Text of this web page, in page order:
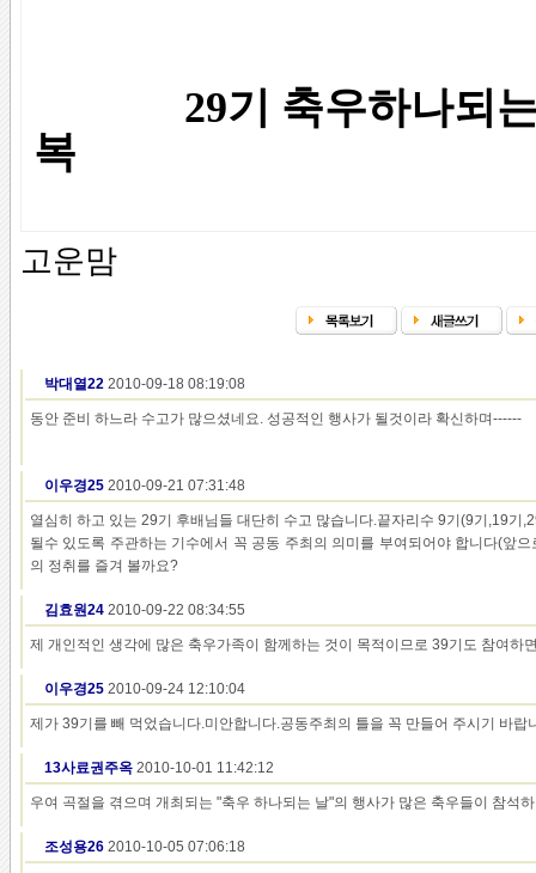
29기 축우하나되
복
고운맘
박대열22 2010-09-18 08:19:08
동안 준비 하느라 수고가 많으셨네요. 성공적인 행사가 될것이라 확신하며------
이우경25 2010-09-21 07:31:48
열심히 하고 있는 29기 후배님들 대단히 수고 많습니다.끝자리수 9기(9기,19
될수 있도록 주관하는 기수에서 꼭 공동 주최의 의미를 부여되어야 합니다(앞
의 정취를 즐겨 볼까요?
김효원24 2010-09-22 08:34:55
제 개인적인 생각에 많은 축우가족이 함께하는 것이 목적이므로 39기도 참여하
이우경25 2010-09-24 12:10:04
제가 39기를 빼 먹었습니다.미안합니다.공동주최의 틀을 꼭 만들어 주시기 바
13사료권주옥 2010-10-01 11:42:12
우여 곡절을 겪으며 개최되는 "축우 하나되는 날"의 행사가 많은 축우들이 참석
조성용26 2010-10-05 07:06:18